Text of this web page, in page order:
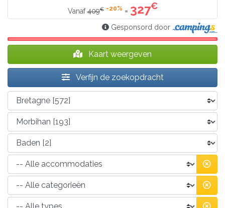
Vanaf409€ -20% = 327€
Gesponsord door
Kaart weergeven
Verfijn de zoekopdracht